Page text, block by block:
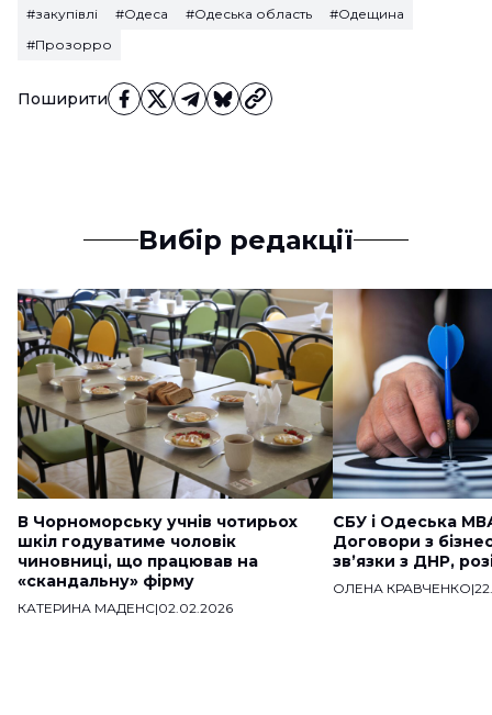
Поширити
#закупівлі #Одеса #Одеська область
#Одещина
#Прозорро
Вибір редакції
В Чорноморську учнів чотирьох
шкіл годуватиме чоловік
чиновниці, що працював на
«скандальну» фірму
КАТЕРИНА МАДЕНС|02.02.2026
СБУ і Одеська
Договори з
звʼязки з ДНР,
ОЛЕНА КРАВЧЕНКО|